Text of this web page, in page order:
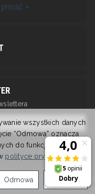
Sklep internetowy SOTESHOP AI
wszystkich danych
“Odmowa” oznacza
do funkcjonowania
polityce prywatności.
Ustawienia
Odmowa